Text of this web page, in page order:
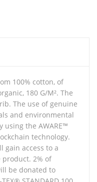
100% cotton, of
180 G/M². The
The use of genuine
and environmental
using the AWARE™
technology.
gain access to a
2% of
be donated to